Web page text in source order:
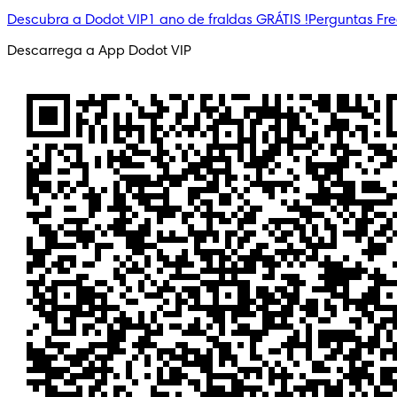
Descubra a Dodot VIP1 ano de fraldas GRÁTIS !Perguntas
Descarrega a App Dodot VIP